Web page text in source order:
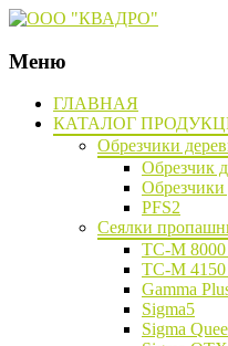
Меню
НаверхГЛАВНАЯ
КАТАЛОГ
Обрезчики
Обрезчик
PFS2
Сеялки
ТС-М
ТС-М
Gamma
Sigma5
Sigma